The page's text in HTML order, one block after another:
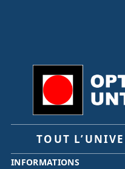
TOUT
INFORMATIONS